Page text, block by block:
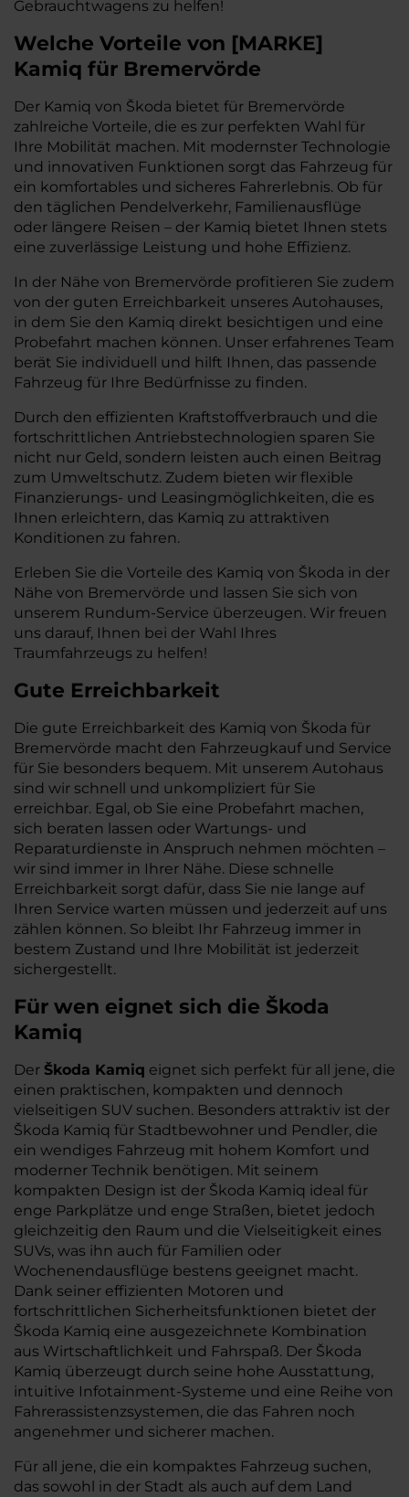
Gebrauchtwagens zu helfen!
Welche Vorteile von [MARKE]
Kamiq für Bremervörde
Der Kamiq von Škoda bietet für Bremervörde
zahlreiche Vorteile, die es zur perfekten Wahl für
Ihre Mobilität machen. Mit modernster Technologie
und innovativen Funktionen sorgt das Fahrzeug für
ein komfortables und sicheres Fahrerlebnis. Ob für
den täglichen Pendelverkehr, Familienausflüge
oder längere Reisen – der Kamiq bietet Ihnen stets
eine zuverlässige Leistung und hohe Effizienz.
In der Nähe von Bremervörde profitieren Sie zudem
von der guten Erreichbarkeit unseres Autohauses,
in dem Sie den Kamiq direkt besichtigen und eine
Probefahrt machen können. Unser erfahrenes Team
berät Sie individuell und hilft Ihnen, das passende
Fahrzeug für Ihre Bedürfnisse zu finden.
Durch den effizienten Kraftstoffverbrauch und die
fortschrittlichen Antriebstechnologien sparen Sie
nicht nur Geld, sondern leisten auch einen Beitrag
zum Umweltschutz. Zudem bieten wir flexible
Finanzierungs- und Leasingmöglichkeiten, die es
Ihnen erleichtern, das Kamiq zu attraktiven
Konditionen zu fahren.
Erleben Sie die Vorteile des Kamiq von Škoda in der
Nähe von Bremervörde und lassen Sie sich von
unserem Rundum-Service überzeugen. Wir freuen
uns darauf, Ihnen bei der Wahl Ihres
Traumfahrzeugs zu helfen!
Gute Erreichbarkeit
Die gute Erreichbarkeit des Kamiq von Škoda für
Bremervörde macht den Fahrzeugkauf und Service
für Sie besonders bequem. Mit unserem Autohaus
sind wir schnell und unkompliziert für Sie
erreichbar. Egal, ob Sie eine Probefahrt machen,
sich beraten lassen oder Wartungs- und
Reparaturdienste in Anspruch nehmen möchten –
wir sind immer in Ihrer Nähe. Diese schnelle
Erreichbarkeit sorgt dafür, dass Sie nie lange auf
Ihren Service warten müssen und jederzeit auf uns
zählen können. So bleibt Ihr Fahrzeug immer in
bestem Zustand und Ihre Mobilität ist jederzeit
sichergestellt.
Für wen eignet sich die Škoda
Kamiq
Der Škoda Kamiq eignet sich perfekt für all jene, die
einen praktischen, kompakten und dennoch
vielseitigen SUV suchen. Besonders attraktiv ist der
Škoda Kamiq für Stadtbewohner und Pendler, die
ein wendiges Fahrzeug mit hohem Komfort und
moderner Technik benötigen. Mit seinem
kompakten Design ist der Škoda Kamiq ideal für
enge Parkplätze und enge Straßen, bietet jedoch
gleichzeitig den Raum und die Vielseitigkeit eines
SUVs, was ihn auch für Familien oder
Wochenendausflüge bestens geeignet macht.
Dank seiner effizienten Motoren und
fortschrittlichen Sicherheitsfunktionen bietet der
Škoda Kamiq eine ausgezeichnete Kombination
aus Wirtschaftlichkeit und Fahrspaß. Der Škoda
Kamiq überzeugt durch seine hohe Ausstattung,
intuitive Infotainment-Systeme und eine Reihe von
Fahrerassistenzsystemen, die das Fahren noch
angenehmer und sicherer machen.
Für all jene, die ein kompaktes Fahrzeug suchen,
das sowohl in der Stadt als auch auf dem Land